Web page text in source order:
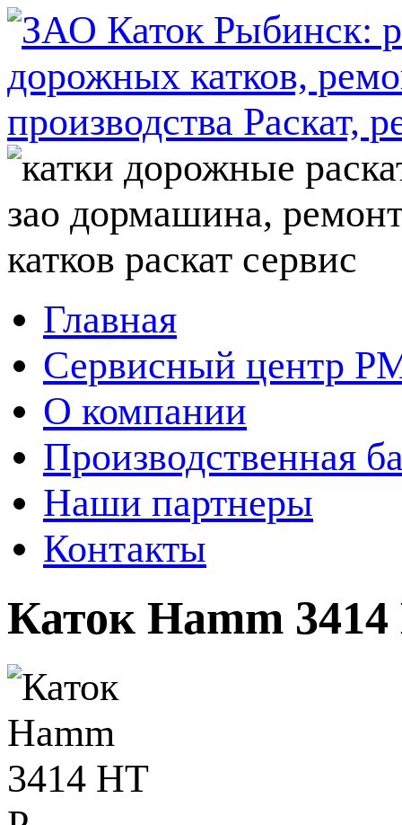
Главная
Сервисный центр
О компании
Производственная
Наши партнеры
Контакты
Каток Hamm